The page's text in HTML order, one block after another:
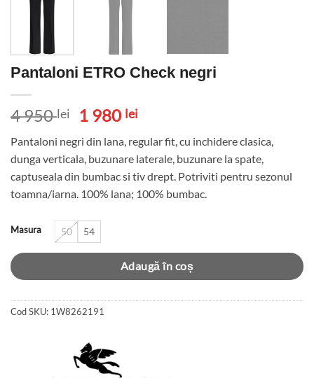
Pantaloni ETRO Check negri
4 950lei
Prețul
a
fost:
4
950 lei.
1 980 leiPrețul
este:
1
980 lei.
Pantaloni negri din lana, regular fit, cu inchidere clasica,
dunga verticala, buzunare laterale, buzunare la spate,
captuseala din bumbac si tiv drept. Potriviti pentru sezonul
toamna/iarna. 100% lana; 100% bumbac.
Masura 50 54
Adaugă în coș
Cod SKU: 1W8262191